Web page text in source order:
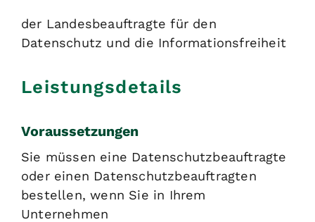
der Landesbeauftragte für den
Datenschutz und die Informationsfreiheit
Leistungsdetails
Voraussetzungen
Sie müssen eine Datenschutzbeauftragte
oder einen Datenschutzbeauftragten
bestellen, wenn Sie in Ihrem
Unternehmen